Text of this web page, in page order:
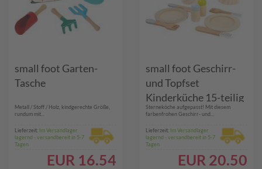
small foot Garten-
Tasche
Metall / Stoff / Holz, kindgerechte Größe,
rundum mit...
Lieferzeit: Im Versandlager
lagernd - versandbereit in 5-7
Tagen
EUR 16.54
small foot Geschirr-
und Topfset
Kinderküche 15-teilig
Sterneköche aufgepasst! Mit diesem
farbenfrohen Geschirr- und...
Lieferzeit: Im Versandlager
lagernd - versandbereit in 5-7
Tagen
EUR 20.50